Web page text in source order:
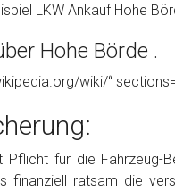
LKW Ankauf Hohe
Hohe Börde .
wiki/“
Pflicht für die Fahrzeug-
finanziell ratsam die